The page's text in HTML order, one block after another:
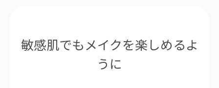
敏感肌でもメイクを楽しめるよ
うに